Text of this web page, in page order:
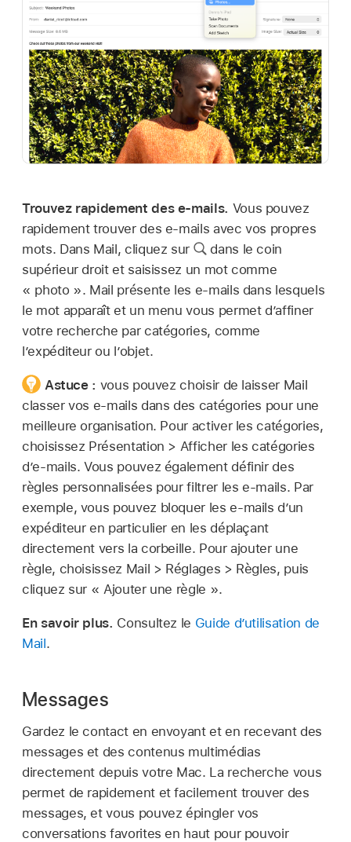
Trouvez rapidement des e‑mails. Vous pouvez
rapidement trouver des e-mails avec vos propres
mots. Dans Mail, cliquez sur
dans le coin
supérieur droit et saisissez un mot comme
« photo ». Mail présente les e-mails dans lesquels
le mot apparaît et un menu vous permet d’affiner
votre recherche par catégories, comme
l’expéditeur ou l’objet.
Astuce : vous pouvez choisir de laisser Mail
classer vos e-mails dans des catégories pour une
meilleure organisation. Pour activer les catégories,
choisissez Présentation > Afficher les catégories
d’e-mails. Vous pouvez également définir des
règles personnalisées pour filtrer les e-mails. Par
exemple, vous pouvez bloquer les e-mails d’un
expéditeur en particulier en les déplaçant
directement vers la corbeille. Pour ajouter une
règle, choisissez Mail > Réglages > Règles, puis
cliquez sur « Ajouter une règle ».
En savoir plus. Consultez le Guide d’utilisation de
Mail.
Messages
Gardez le contact en envoyant et en recevant des
messages et des contenus multimédias
directement depuis votre Mac. La recherche vous
permet de rapidement et facilement trouver des
messages, et vous pouvez épingler vos
conversations favorites en haut pour pouvoir